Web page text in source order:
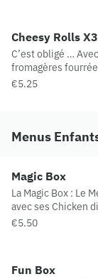
Cheesy Rolls X3
C’est obligé …
fromagères
garder le sourire !
€5.25
Menus
Magic Box
La Magic Box : Le
avec ses Chicken
un
€5.50
Fun Box